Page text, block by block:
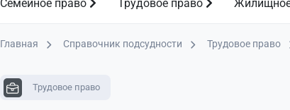
Семейное право Трудовое право
Главная Справочник подсудности Трудовое право
Трудовое право